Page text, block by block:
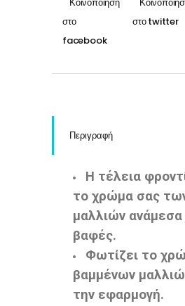
Περιγραφή
Η τέλεια
το χρώμα σας
μαλλιών ανάμεσα
βαφές.
Φωτίζει το
βαμμένων
την εφαρμογή.